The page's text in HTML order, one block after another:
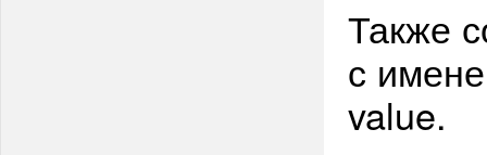
Также
с
value.